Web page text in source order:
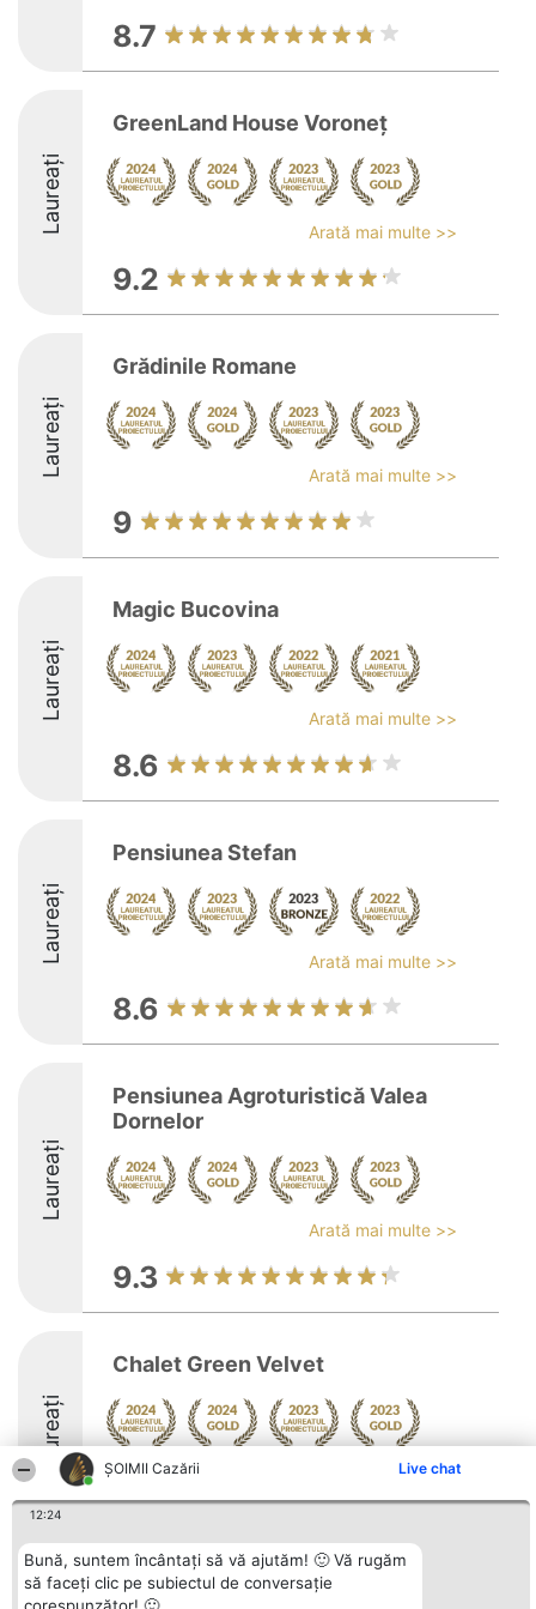
ȘOIMII Cazării Live chat
12:24
Bună, suntem încântați să vă ajutăm! 🙂 Vă rugăm
să faceți clic pe subiectul de conversație
8.7
Laureați
GreenLand House Voroneţ
Arată mai multe >>
9.2
Laureați
Grădinile Romane
Arată mai multe >>
9
Laureați
Magic Bucovina
Arată mai multe >>
8.6
Laureați
Pensiunea Stefan
Arată mai multe >>
8.6
Laureați
Pensiunea Agroturistică Valea
Dornelor
Arată mai multe >>
9.3
Laureați
Chalet Green Velvet
Arată mai multe >>
Organizator Ranking